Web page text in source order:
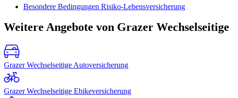
Besondere Bedingungen Risiko-Lebensversicherung
Weitere Angebote von Grazer Wechselseitige
Grazer Wechselseitige Autoversicherung
Grazer Wechselseitige Ebikeversicherung